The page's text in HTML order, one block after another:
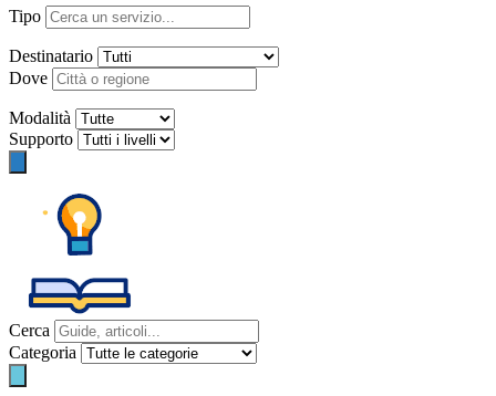
Tipo
Destinatario
Dove
Modalità
Supporto
Cerca
Categoria